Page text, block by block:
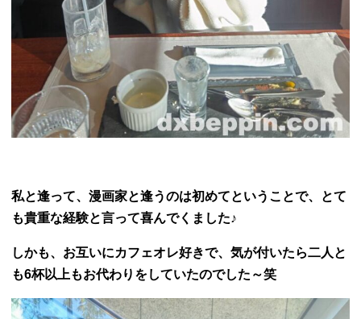
私と逢って、漫画家と逢うのは初めてということで、とて
も貴重な経験と言って喜んでくました♪
しかも、お互いにカフェオレ好きで、気が付いたら二人と
も6杯以上もお代わりをしていたのでした～笑